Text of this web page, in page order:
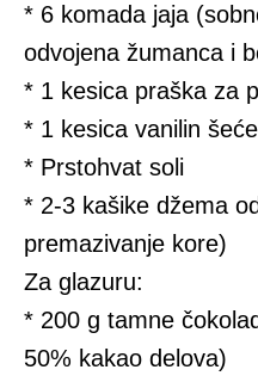
* 6 komada jaja
odvojena žumanca i
* 1 kesica praška za
* 1 kesica vanilin
* Prstohvat soli
* 2-3 kašike džema
premazivanje kore)
Za glazuru:
* 200 g tamne
50% kakao delova)